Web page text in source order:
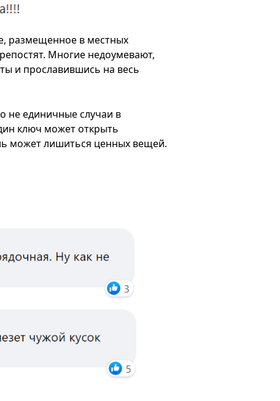
размещенное в местных
Многие недоумевают,
и прославившись на весь
не единичные случаи в
ключ может открыть
может лишиться ценных вещей.